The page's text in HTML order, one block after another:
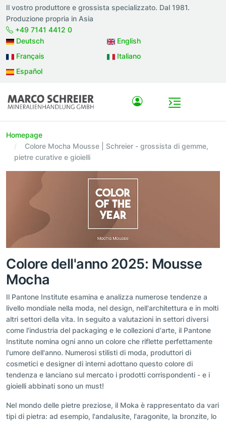
Il vostro produttore e grossista specializzato. Dal 1981.
Produzione propria in Asia
+49 7141 4412 0
Deutsch
English
Français
Italiano
Español
Homepage
Colore Mocha Mousse | Schreier - grossista di gemme,
pietre curative e gioielli
Colore dell'anno 2025: Mousse
Mocha
Il Pantone Institute esamina e analizza numerose tendenze a
livello mondiale nella moda, nel design, nell'architettura e in molti
altri settori della vita. In seguito a valutazioni in settori diversi
come l'industria del packaging e le collezioni d'arte, il Pantone
Institute nomina ogni anno un colore che riflette perfettamente
l'umore dell'anno. Numerosi stilisti di moda, produttori di
cosmetici e designer di interni adottano questo colore di
tendenza e lanciano sul mercato i prodotti corrispondenti - e i
gioielli abbinati sono un must!
Nel mondo delle pietre preziose, il Moka è rappresentato da vari
tipi di pietra: ad esempio, l'andalusite, l'aragonite, la bronzite, lo